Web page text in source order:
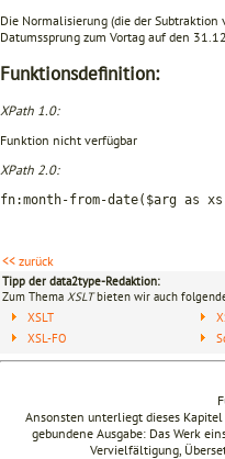
Die Normalisierung (die der Subtraktion
Datumssprung zum Vortag auf den
Funktionsdefinition:
XPath 1.0:
Funktion nicht verfügbar
XPath 2.0:
fn:month-from-date($arg as
<< zurück
Tipp der data2type-Redaktion:
Zum Thema XSLTbieten wir auch
XSLT
XSL-FO
Ansonsten unterliegt dieses
gebundene Ausgabe: Das Werk
Vervielfältigung,